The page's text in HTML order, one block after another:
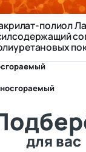
полиол
для вас